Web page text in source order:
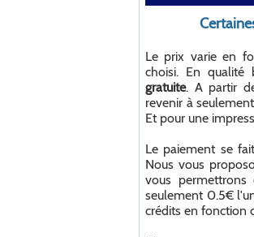
Le prix varie en
choisi. En qualité
gratuite. A partir
revenir à
Et pour une
Le paiement se
Nous vous
vous
seulement 0.5€
crédits en fonction